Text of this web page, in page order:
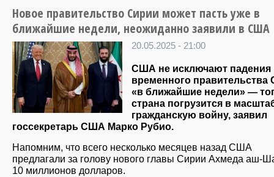
Новое правительство Сирии может пасть уже в
ближайшие недели, неожиданно заявили в США
20.05.2025 - 21:00
США не исключают падения
временного правительства
«в ближайшие недели» —
страна погрузится в
гражданскую войну, заявил
госсекретарь США Марко Рубио.
Напомним, что всего несколько месяцев назад США
предлагали за голову нового главы Сирии Ахмеда аш-
10 миллионов долларов.